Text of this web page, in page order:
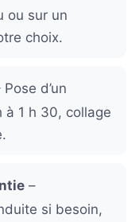
ou sur un
choix.
Pose d’un
à 1 h 30, collage
–
si besoin,